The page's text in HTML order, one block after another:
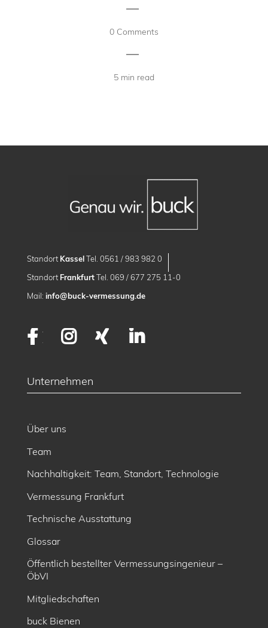
|
0 Comments
|
5 min read
Standort KasselTel. 0561 / 983 982 0
Standort FrankfurtTel. 069 / 677 275 11-0
Mail: info@buck-vermessung.de
FacebookInstagram
XING
Unternehmen
Über uns
Team
Nachhaltigkeit: Team, Standort, Technologie
Vermessung Frankfurt
Technische Ausstattung
Glossar
Öffentlich bestellter Vermessungsingenieur –
ÖbVI
Mitgliedschaften
buck Bienen